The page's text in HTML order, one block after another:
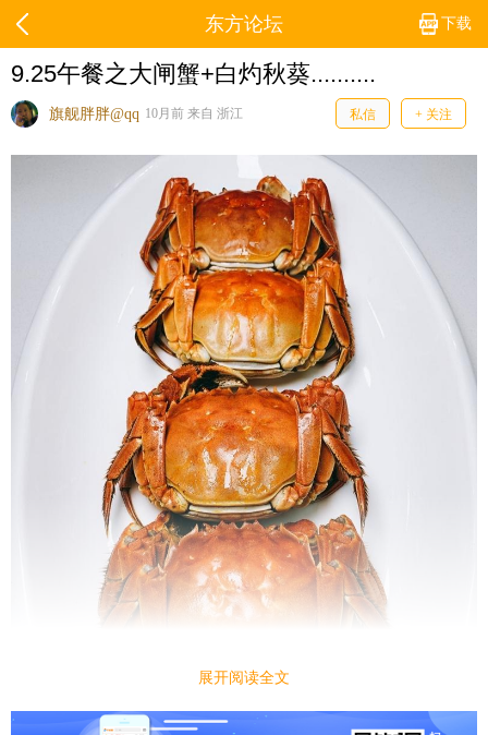
下载
东方论坛
9.25午餐之大闸蟹+白灼秋葵..........
旗舰胖胖@qq 10月前 来自 浙江 私信 + 关注
展开阅读全文